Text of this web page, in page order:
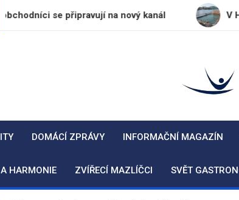
připravují na nový kanál V
DOMÁCÍ ZPRÁVY INFORMAČNÍ MAGAZÍN
HARMONIE ZVÍŘECÍ MAZLÍČCI SVĚT